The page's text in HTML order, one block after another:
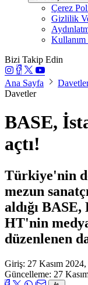
Çerez
Gizlilik
Kullanım
Bizi Takip Edin
Ana Sayfa
Davetler
BASE,
açtı!
Türkiye'nin
mezun
aldığı
HT'nin
düzenlenen
Giriş: 27 Kasım
Güncelleme: 27